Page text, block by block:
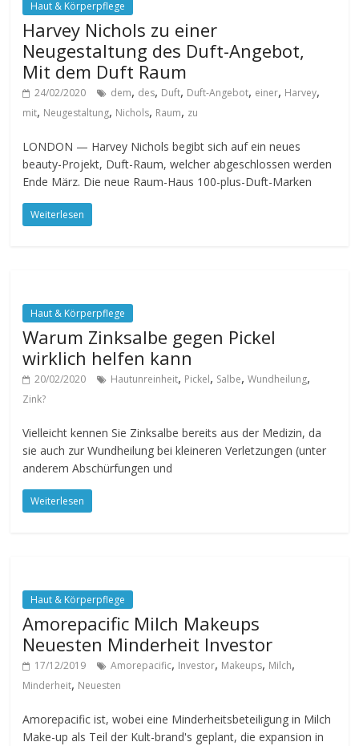
Haut & Körperpflege
Harvey Nichols zu einer
Neugestaltung des Duft-Angebot,
Mit dem Duft Raum
24/02/2020 dem, des, Duft, Duft-Angebot, einer, Harvey,
mit, Neugestaltung, Nichols, Raum, zu
LONDON — Harvey Nichols begibt sich auf ein neues
beauty-Projekt, Duft-Raum, welcher abgeschlossen werden
Ende März. Die neue Raum-Haus 100-plus-Duft-Marken
Weiterlesen
Haut & Körperpflege
Warum Zinksalbe gegen Pickel
wirklich helfen kann
20/02/2020 Hautunreinheit, Pickel, Salbe,Wundheilung,
Zink?
Vielleicht kennen Sie Zinksalbe bereits aus der Medizin, da
sie auch zur Wundheilung bei kleineren Verletzungen (unter
anderem Abschürfungen und
Weiterlesen
Haut & Körperpflege
Amorepacific Milch Makeups
Neuesten Minderheit Investor
17/12/2019 Amorepacific, Investor, Makeups, Milch,
Minderheit, Neuesten
Amorepacific ist, wobei eine Minderheitsbeteiligung in Milch
Make-up als Teil der Kult-brand's geplant, die expansion in